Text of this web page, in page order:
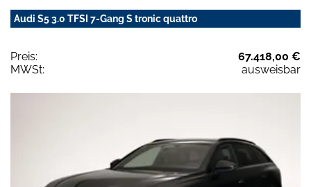
Audi S5 3.0 TFSI 7-Gang S tronic quattro
Preis:
67.418,00 €
MWSt:
ausweisbar